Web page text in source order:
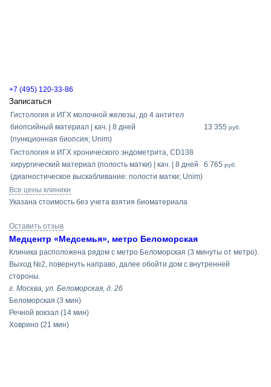
+7 (495) 120-33-86
Записаться
Гистология и ИГХ молочной железы, до 4 антител
биопсийный материал | кач. | 8 дней
(пункционная биопсия; Unim)
13 355 руб.
Гистология и ИГХ хронического эндометрита, СD138
хирургический материал (полость матки) | кач. | 8 дней
(диагностическое выскабливание: полости матки; Unim)
6 765 руб.
Все цены клиники
Указана стоимость без учета взятия биоматериала
Оставить отзыв
Медцентр «Медсемья», метро Беломорская
Клиника расположена рядом с метро Беломорская (3 минуты от метро).
Выход №2, повернуть направо, далее обойти дом с внутренней
стороны.
г. Москва, ул. Беломорская, д. 26
Беломорская (3 мин)
Речной вокзал (14 мин)
Ховрино (21 мин)